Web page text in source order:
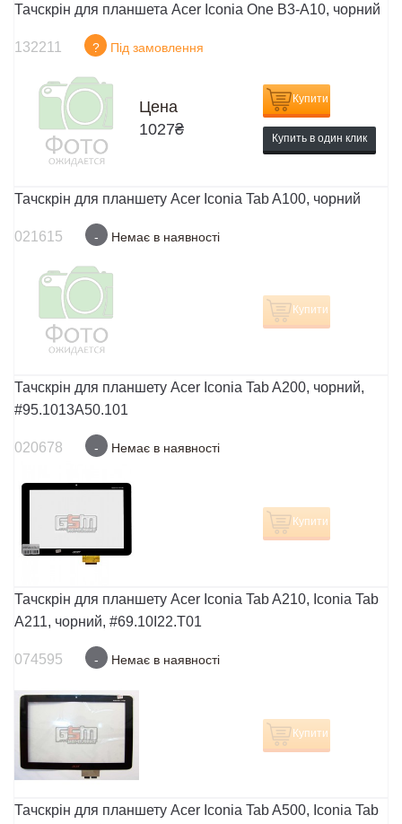
Тачскрін для планшета Acer Iconia One B3-A10, чорний
132211 ? Під замовлення
Цена
1027₴
Купити
Купить в один клик
Тачскрін для планшету Acer Iconia Tab A100, чорний
021615 - Немає в наявності
Купити
Тачскрін для планшету Acer Iconia Tab A200, чорний,
#95.1013A50.101
020678 - Немає в наявності
Купити
Тачскрін для планшету Acer Iconia Tab A210, Iconia Tab
A211, чорний, #69.10I22.T01
074595 - Немає в наявності
Купити
Тачскрін для планшету Acer Iconia Tab A500, Iconia Tab